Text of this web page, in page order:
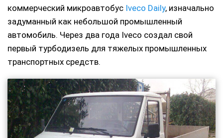
коммерческий микроавтобус Iveco Daily, изначально
задуманный как небольшой промышленный
автомобиль. Через два года Iveco создал свой
первый турбодизель для тяжелых промышленных
транспортных средств.